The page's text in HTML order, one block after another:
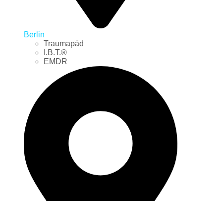
Berlin
Traumapäd
I.B.T.®
EMDR